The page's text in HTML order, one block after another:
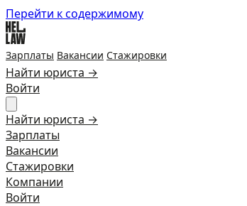
Перейти к содержимому
Зарплаты Вакансии Стажировки
Найти юриста →
Войти
Найти юриста →
Зарплаты
Вакансии
Стажировки
Компании
Войти